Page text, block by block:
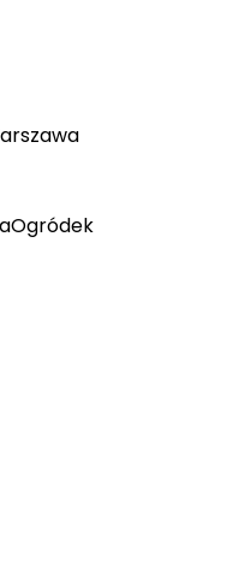
Ogródek